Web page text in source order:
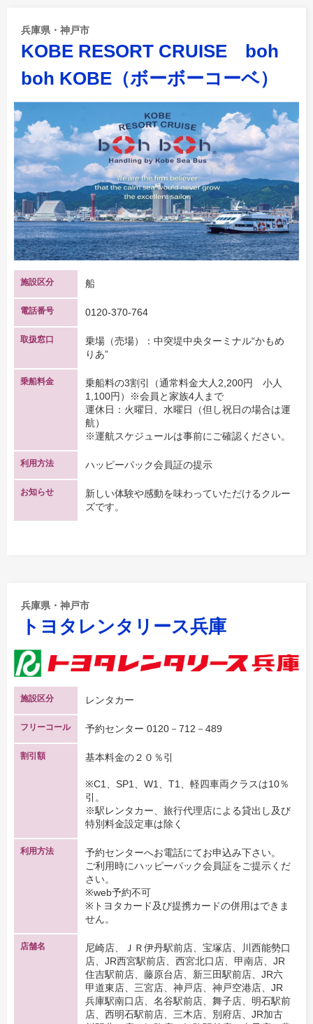
兵庫県・神戸市
KOBE RESORT CRUISE boh
boh KOBE（ボーボーコーベ）
施設区分 船
電話番号 0120-370-764
取扱窓口
乗場（売場）：中突堤中央ターミナル“かもめ
りあ”
乗船料金
乗船料の3割引（通常料金大人2,200円 小人
1,100円）※会員と家族4人まで
運休日：火曜日、水曜日（但し祝日の場合は運
航）
※運航スケジュールは事前にご確認ください。
利用方法 ハッピーパック会員証の提示
お知らせ
新しい体験や感動を味わっていただけるクルー
ズです。
兵庫県・神戸市
トヨタレンタリース兵庫
施設区分 レンタカー
フリーコール 予約センター 0120－712－489
割引額 基本料金の２０％引
※C1、SP1、W1、T1、軽四車両クラスは10％
引。
※駅レンタカー、旅行代理店による貸出し及び
特別料金設定車は除く
利用方法
予約センターへお電話にてお申込み下さい。
ご利用時にハッピーパック会員証をご提示くだ
さい。
※web予約不可
※トヨタカード及び提携カードの併用はできま
せん。
店舗名
尼崎店、ＪＲ伊丹駅前店、宝塚店、川西能勢口
店、JR西宮駅前店、西宮北口店、甲南店、JR
住吉駅前店、藤原台店、新三田駅前店、JR六
甲道東店、三宮店、神戸店、神戸空港店、JR
兵庫駅南口店、名谷駅前店、舞子店、明石駅前
店、西明石駅前店、三木店、別府店、JR加古